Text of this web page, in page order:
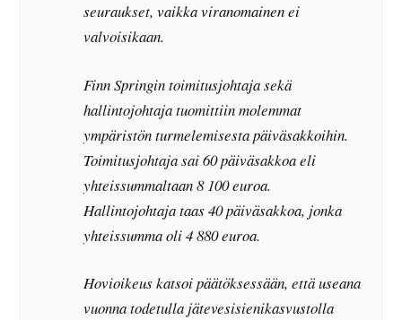
seuraukset, vaikka viranomainen ei
valvoisikaan.
Finn Springin toimitusjohtaja sekä
hallintojohtaja tuomittiin molemmat
ympäristön turmelemisesta päiväsakkoihin.
Toimitusjohtaja sai 60 päiväsakkoa eli
yhteissummaltaan 8 100 euroa.
Hallintojohtaja taas 40 päiväsakkoa, jonka
yhteissumma oli 4 880 euroa.
Hovioikeus katsoi päätöksessään, että useana
vuonna todetulla jätevesisienikasvustolla